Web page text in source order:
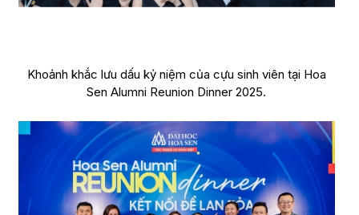
Khoảnh khắc lưu dấu kỷ niệm của cựu sinh viên tại Hoa
Sen Alumni Reunion Dinner 2025.